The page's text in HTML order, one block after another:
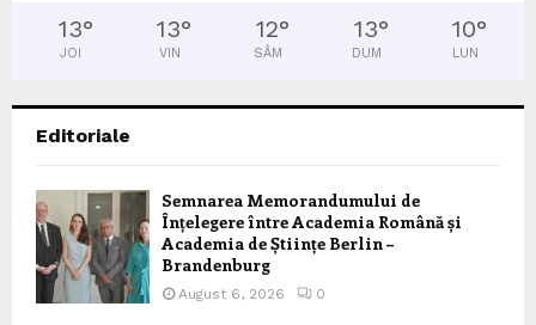
13°
JOI
13°
VIN
12°
SÂM
13°
DUM
10°
LUN
Editoriale
Semnarea Memorandumului de
Înțelegere între Academia Română și
Academia de Științe Berlin –
Brandenburg
August 6, 2026 0